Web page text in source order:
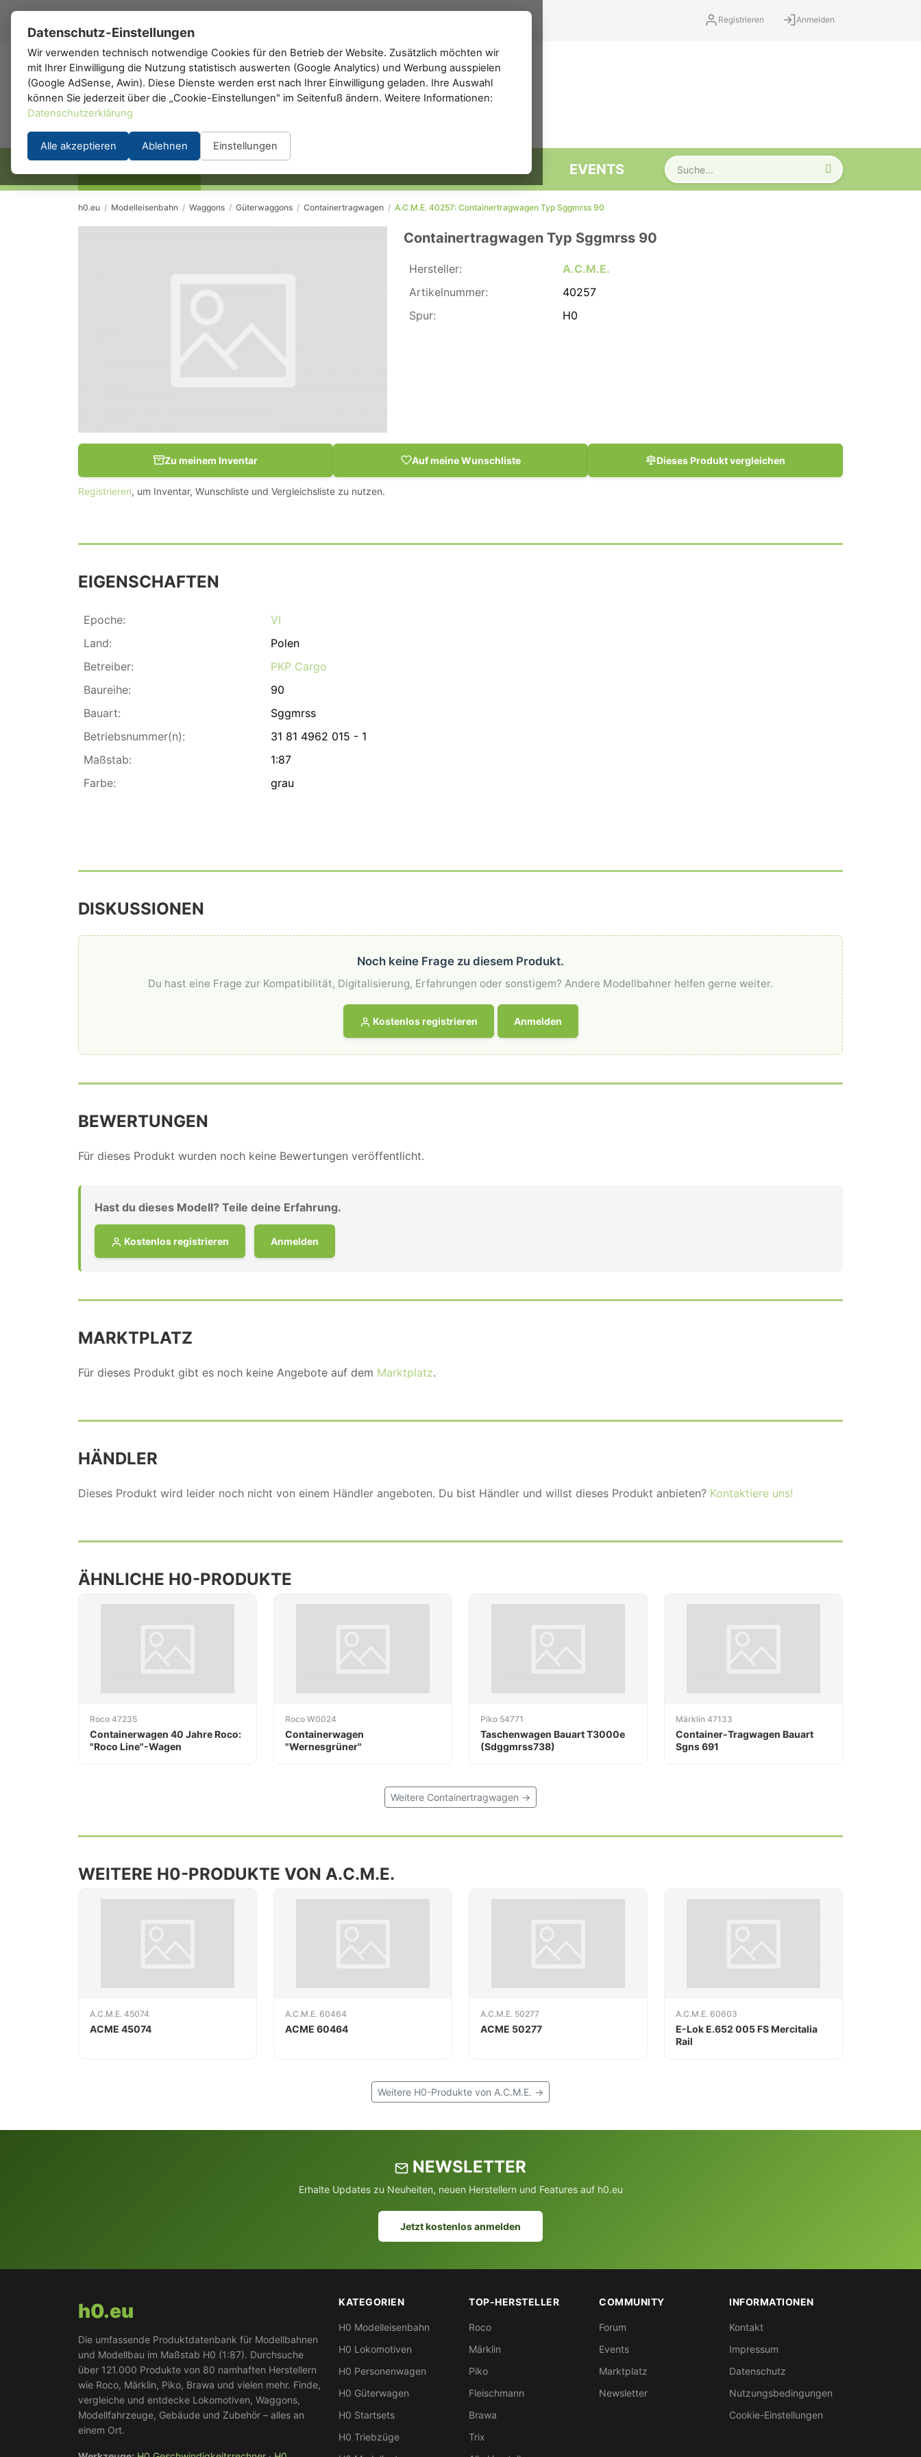
Registrieren Anmelden
h0 .de
FORUM EVENTS
h0.eu / Modelleisenbahn / Waggons / Güterwaggons / Containertragwagen / A.C.M.E. 40257: Containertragwagen Typ Sggmrss 90
Containertragwagen Typ Sggmrss 90
Hersteller:
A.C.M.E.
Artikelnummer:
40257
Spur:
H0
Zu meinem Inventar Auf meine Wunschliste Dieses Produkt vergleichen
Registrieren, um Inventar, Wunschliste und Vergleichsliste zu nutzen.
EIGENSCHAFTEN
Epoche:
VI
Land:
Polen
Betreiber:
PKP Cargo
Baureihe:
90
Bauart:
Sggmrss
Betriebsnummer(n):
31 81 4962 015 - 1
Maßstab:
1:87
Farbe:
grau
DISKUSSIONEN
Noch keine Frage zu diesem Produkt.
Du hast eine Frage zur Kompatibilität, Digitalisierung, Erfahrungen oder sonstigem? Andere Modellbahner helfen gerne weiter.
Kostenlos registrieren Anmelden
BEWERTUNGEN
Für dieses Produkt wurden noch keine Bewertungen veröffentlicht.
Hast du dieses Modell? Teile deine Erfahrung.
Kostenlos registrieren Anmelden
MARKTPLATZ
Für dieses Produkt gibt es noch keine Angebote auf dem Marktplatz.
HÄNDLER
Dieses Produkt wird leider noch nicht von einem Händler angeboten. Du bist Händler und willst dieses Produkt anbieten? Kontaktiere uns!
ÄHNLICHE H0-PRODUKTE
Roco 47235
Containerwagen 40 Jahre Roco:
"Roco Line"-Wagen
Roco W0024
Containerwagen
"Wernesgrüner"
Piko 54771
Taschenwagen Bauart T3000e
(Sdggmrss738)
Märklin 47133
Container-Tragwagen Bauart
Sgns 691
Weitere Containertragwagen →
WEITERE H0-PRODUKTE VON A.C.M.E.
A.C.M.E. 45074
ACME 45074
A.C.M.E. 60464
ACME 60464
A.C.M.E. 50277
ACME 50277
A.C.M.E. 60603
E-Lok E.652 005 FS Mercitalia
Rail
Weitere H0-Produkte von A.C.M.E. →
NEWSLETTER
Erhalte Updates zu Neuheiten, neuen Herstellern und Features auf h0.eu
Jetzt kostenlos anmelden
h0.eu
Die umfassende Produktdatenbank für Modellbahnen
und Modellbau im Maßstab H0 (1:87). Durchsuche
über 121.000 Produkte von 80 namhaften Herstellern
wie Roco, Märklin, Piko, Brawa und vielen mehr. Finde,
vergleiche und entdecke Lokomotiven, Waggons,
Modellfahrzeuge, Gebäude und Zubehör – alles an
einem Ort.
KATEGORIEN
H0 Modelleisenbahn
H0 Lokomotiven
H0 Personenwagen
H0 Güterwagen
H0 Startsets
H0 Triebzüge
TOP-HERSTELLER
Roco
Märklin
Piko
Fleischmann
Brawa
Trix
COMMUNITY
Forum
Events
Marktplatz
Newsletter
INFORMATIONEN
Kontakt
Impressum
Datenschutz
Nutzungsbedingungen
Cookie-Einstellungen
Datenschutz-Einstellungen
Wir verwenden technisch notwendige Cookies für den Betrieb der Website. Zusätzlich möchten wir
mit Ihrer Einwilligung die Nutzung statistisch auswerten (Google Analytics) und Werbung ausspielen
(Google AdSense, Awin). Diese Dienste werden erst nach Ihrer Einwilligung geladen. Ihre Auswahl
können Sie jederzeit über die „Cookie-Einstellungen" im Seitenfuß ändern. Weitere Informationen:
Datenschutzerklärung
Alle akzeptieren Ablehnen Einstellungen